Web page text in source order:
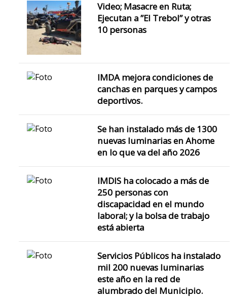
Video; Masacre en Ruta;
Ejecutan a ”El Trebol” y otras
10 personas
IMDA mejora condiciones de
canchas en parques y campos
deportivos.
Se han instalado más de 1300
nuevas luminarias en Ahome
en lo que va del año 2026
IMDIS ha colocado a más de
250 personas con
discapacidad en el mundo
laboral; y la bolsa de trabajo
está abierta
Servicios Públicos ha instalado
mil 200 nuevas luminarias
este año en la red de
alumbrado del Municipio.